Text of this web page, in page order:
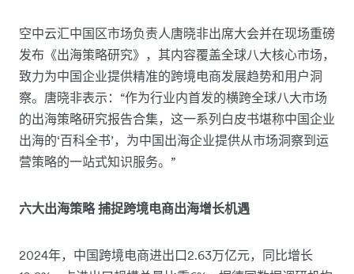
空中云汇中国区市场负责人唐晓非出席大会并在现场重磅
发布《出海策略研究》，其内容覆盖全球八大核心市场，
致力为中国企业提供精准的跨境电商发展趋势和用户洞
察。唐晓非表示：“作为行业内首发的横跨全球八大市场
的出海策略研究报告合集，这一系列白皮书堪称中国企业
出海的‘百科全书’，为中国出海企业提供从市场洞察到运
营策略的一站式知识服务。”
六大出海策略 捕捉跨境电商出海增长机遇
2024年，中国跨境电商进出口2.63万亿元，同比增长